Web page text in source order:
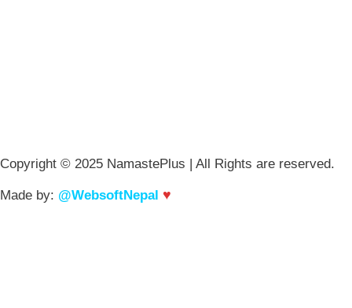
Copyright © 2025 NamastePlus | All Rights are reserved.
Made by: @WebsoftNepal ♥